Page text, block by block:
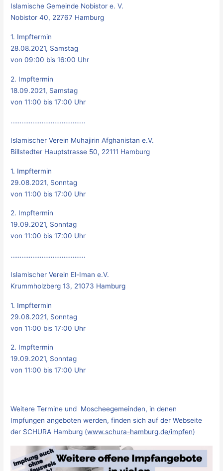
Islamische Gemeinde Nobistor e. V.
Nobistor 40, 22767 Hamburg
1. Impftermin
28.08.2021, Samstag
von 09:00 bis 16:00 Uhr
2. Impftermin
18.09.2021, Samstag
von 11:00 bis 17:00 Uhr
…………………………………..
Islamischer Verein Muhajirin Afghanistan e.V.
Billstedter Hauptstrasse 50, 22111 Hamburg
1. Impftermin
29.08.2021, Sonntag
von 11:00 bis 17:00 Uhr
2. Impftermin
19.09.2021, Sonntag
von 11:00 bis 17:00 Uhr
…………………………………..
Islamischer Verein El-Iman e.V.
Krummholzberg 13, 21073 Hamburg
1. Impftermin
29.08.2021, Sonntag
von 11:00 bis 17:00 Uhr
2. Impftermin
19.09.2021, Sonntag
von 11:00 bis 17:00 Uhr
Weitere Termine und Moscheegemeinden, in denen
Impfungen angeboten werden, finden sich auf der Webseite
der SCHURA Hamburg (www.schura-hamburg.de/impfen)